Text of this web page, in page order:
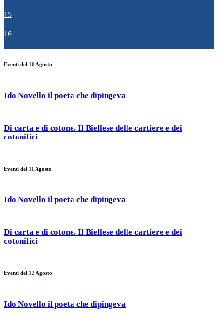
15
16
Eventi del 10 Agosto
Ido Novello il poeta che dipingeva
Di carta e di cotone. Il Biellese delle cartiere e dei
cotonifici
Eventi del 11 Agosto
Ido Novello il poeta che dipingeva
Di carta e di cotone. Il Biellese delle cartiere e dei
cotonifici
Eventi del 12 Agosto
Ido Novello il poeta che dipingeva